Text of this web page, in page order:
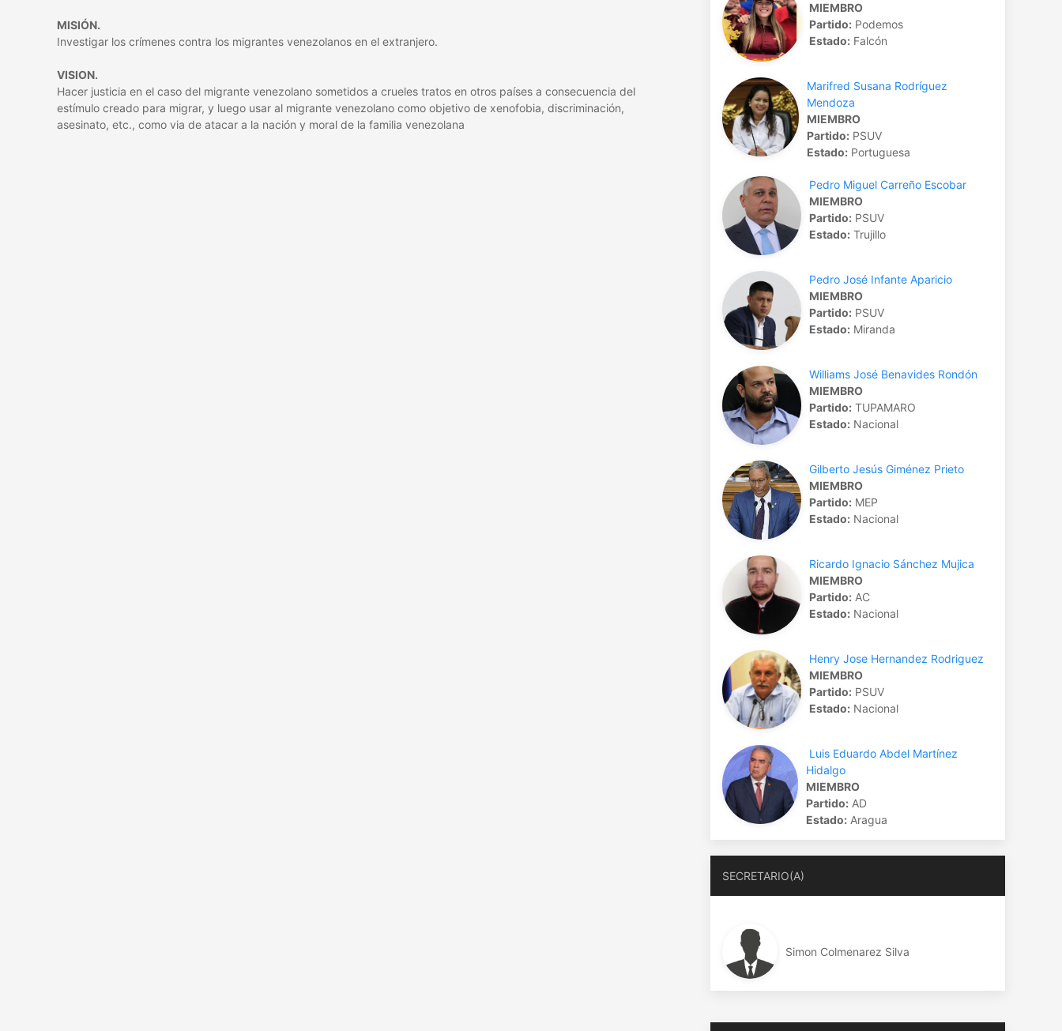
MISIÓN.
Investigar los crímenes contra los migrantes venezolanos en el extranjero.
VISION.
Hacer justicia en el caso del migrante venezolano sometidos a crueles tratos en otros países a consecuencia del
estímulo creado para migrar, y luego usar al migrante venezolano como objetivo de xenofobia, discriminación,
asesinato, etc., como via de atacar a la nación y moral de la familia venezolana
MIEMBRO
Partido:Podemos
Estado:Falcón
Marifred Susana Rodríguez
Mendoza
MIEMBRO
Partido:PSUV
Estado:Portuguesa
Pedro Miguel Carreño Escobar
MIEMBRO
Partido:PSUV
Estado:Trujillo
Pedro José Infante Aparicio
MIEMBRO
Partido:PSUV
Estado:Miranda
Williams José Benavides Rondón
MIEMBRO
Partido:TUPAMARO
Estado:Nacional
Gilberto Jesús Giménez Prieto
MIEMBRO
Partido:MEP
Estado:Nacional
Ricardo Ignacio Sánchez Mujica
MIEMBRO
Partido:AC
Estado:Nacional
Henry Jose Hernandez Rodriguez
MIEMBRO
Partido:PSUV
Estado:Nacional
Luis Eduardo Abdel Martínez
Hidalgo
MIEMBRO
Partido: AD
Estado: Aragua
SECRETARIO(A)
Simon Colmenarez Silva